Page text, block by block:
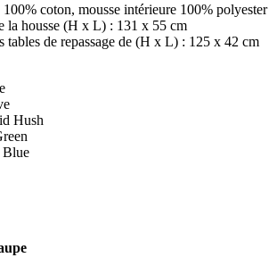
coton, mousse intérieure 100% polyester
la housse (H x L) : 131 x 55 cm
tables de repassage de (H x L) : 125 x 42 cm